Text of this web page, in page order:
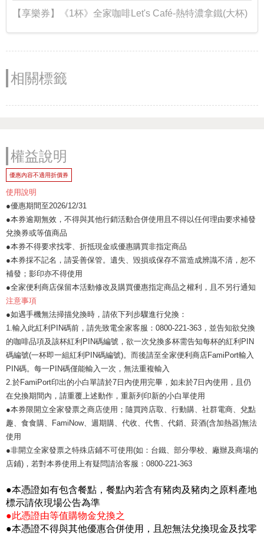
【享樂券】《1杯》全家咖啡Let's Café-熱特濃拿鐵(大杯)
相關標籤
權益說明
優惠內容不適用折價券
使用說明
●優惠期間至2026/12/31
●本券逾期無效，不得與其他行銷活動合併使用且不得以任何理由要求補發
兌換券或等值商品
●本券不得要求找零、折抵現金或優惠購買非指定商品
●本券採不記名，請妥善保管。遺失、毀損或保存不當造成辨識不清，恕不
補發；影印亦不得使用
●全家便利商店保留本活動修改及購買優惠指定商品之權利，且不另行通知
注意事項
●如遇手機無法掃描兌換時，請依下列步驟進行兌換：
1.輸入此紅利PIN碼前，請先致電全家客服：0800-221-363，並告知欲兌換
的咖啡品項及該杯紅利PIN碼編號，欲一次兌換多杯需告知每杯的紅利PIN
碼編號(一杯即一組紅利PIN碼編號)。而後請至全家便利商店FamiPort輸入
PIN碼。每一PIN碼僅能輸入一次，無法重複輸入
2.於FamiPort印出的小白單請於7日內使用完畢，如未於7日內使用，且仍
在兌換期間內，請重覆上述動作，重新列印新的小白單使用
●本券限開立全家發票之商店使用；隨買跨店取、行動購、社群電商、兌點
趣、食食購、FamiNow、週期購、代收、代售、代銷、菸酒(含加熱器)無法
使用
●非開立全家發票之特殊店鋪不可使用(如：台鐵、部分學校、廠辦及商場的
店鋪)，若對本券使用上有疑問請洽客服：0800-221-363
●本憑證如有包含餐點，餐點內若含有豬肉及豬肉之原料產地
標示請依現場公告為準
●此憑證由等值購物金兌換之
●本憑證不得與其他優惠合併使用，且恕無法兌換現金及找零